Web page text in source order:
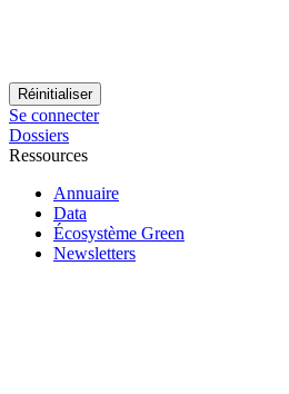
Se connecter
Dossiers
Ressources
Annuaire
Data
Écosystème Green
Newsletters